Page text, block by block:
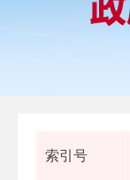
索引号